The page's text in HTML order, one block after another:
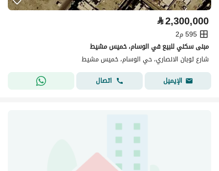
⃁2,300,000
595 م2
مبنى سكني للبيع في الوسام، خميس مشيط
شارع ثوبان الانصاري، حي الوسام، خميس مشيط
الإيميل
اتصال